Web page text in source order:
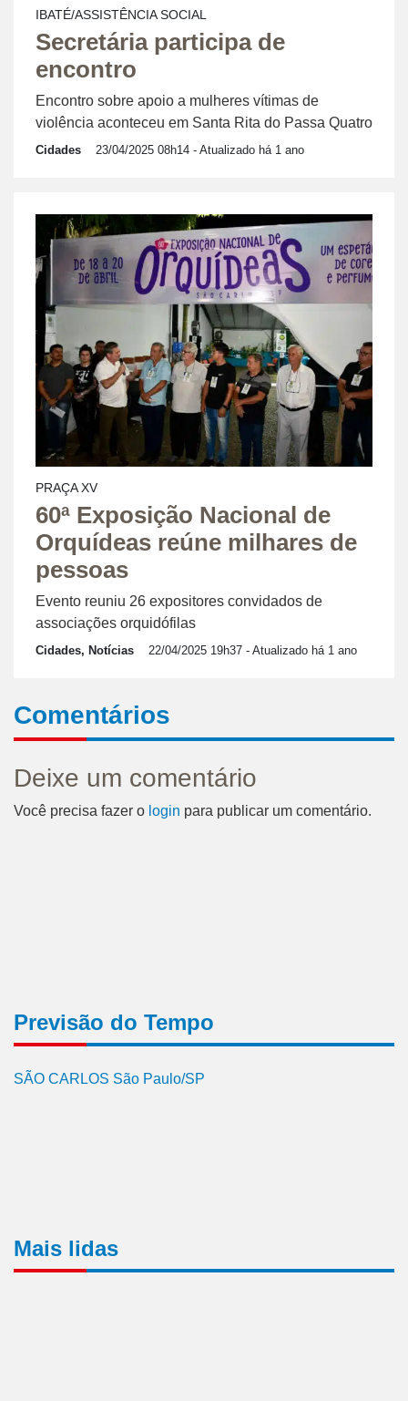
IBATÉ/ASSISTÊNCIA SOCIAL
Secretária participa de
encontro
Encontro sobre apoio a mulheres vítimas de
violência aconteceu em Santa Rita do Passa Quatro
Cidades 23/04/2025 08h14 - Atualizado há 1 ano
PRAÇA XV
60ª Exposição Nacional de
Orquídeas reúne milhares de
pessoas
Evento reuniu 26 expositores convidados de
associações orquidófilas
Cidades, Notícias 22/04/2025 19h37 - Atualizado há 1 ano
Comentários
Deixe um comentário
Você precisa fazer o login para publicar um comentário.
Previsão do Tempo
SÃO CARLOS São Paulo/SP
Mais lidas